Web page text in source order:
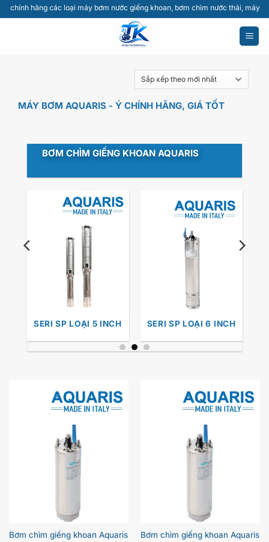
Bỏ
qua
các loại máy bơm nước giếng khoan, bơm chìm nước thải, máy thổi khí,
MÁY BƠM AQUARIS - Ý CHÍNH HÃNG, GIÁ TỐT
BƠM CHÌM GIẾNG KHOAN AQUARIS
SERI SP LOẠI 5 INCH SERI SP LOẠI 6 INCH
Bơm chìm giếng khoan Aquaris
Bơm chìm giếng khoan Aquaris